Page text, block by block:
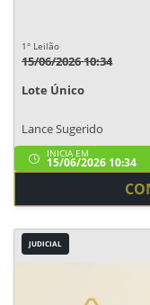
1° Leilão
15/06/2026 10:34
Lote Único
Lance Sugerido
INICIA EM
15/06/2026 10:34
JUDICIAL